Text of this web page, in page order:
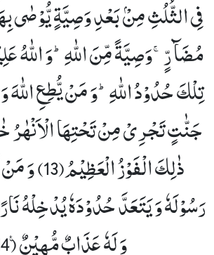
فِی الثُّلُثِ مِنْۢ بَعْدِ وَصِیَّةٍ یُّوْصٰى
مُضَآرٍّۚ-وَصِیَّةً مِّنَ اللّٰهِؕ-وَ اللّٰهُ
تِلْكَ حُدُوْدُ اللّٰهِؕ-وَ مَنْ یُّطِعِ اللّٰهَ
جَنّٰتٍ تَجْرِیْ مِنْ تَحْتِهَا الْاَنْهٰرُ
ذٰلِكَ الْفَوْزُ الْعَظِیْمُ(13)
وَ
رَسُوْلَهٗ وَ یَتَعَدَّ حُدُوْدَهٗ یُدْخِلْهُ
وَ لَهٗ عَذَابٌ مُّهِیْنٌ۠ (14)